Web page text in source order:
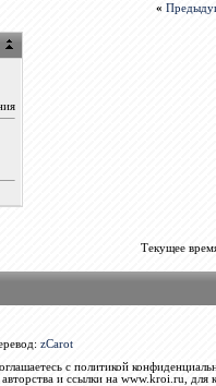
«
Текущее
zCarot
с политикой
и ссылки на www.kroi.ru, для